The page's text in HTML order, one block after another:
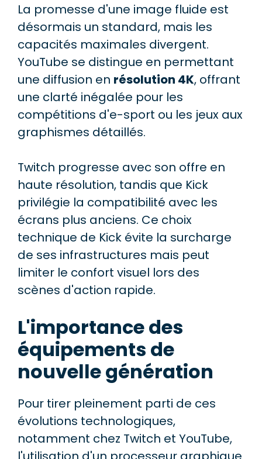
La promesse d'une image fluide est
désormais un standard, mais les
capacités maximales divergent.
YouTube se distingue en permettant
une diffusion en résolution 4K, offrant
une clarté inégalée pour les
compétitions d'e-sport ou les jeux aux
graphismes détaillés.
Twitch progresse avec son offre en
haute résolution, tandis que Kick
privilégie la compatibilité avec les
écrans plus anciens. Ce choix
technique de Kick évite la surcharge
de ses infrastructures mais peut
limiter le confort visuel lors des
scènes d'action rapide.
L'importance des
équipements de
nouvelle génération
Pour tirer pleinement parti de ces
évolutions technologiques,
notamment chez Twitch et YouTube,